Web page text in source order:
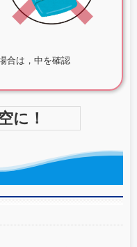
合は，中を確認
に！